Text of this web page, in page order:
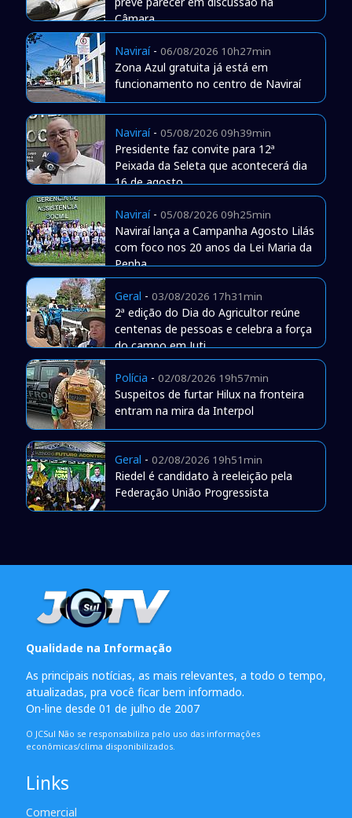
Câmara
Naviraí- 06/08/2026 10h27min
Zona Azul gratuita já está em
funcionamento no centro de Naviraí
Naviraí- 05/08/2026 09h39min
Presidente faz convite para 12ª
Peixada da Seleta que acontecerá dia
16 de agosto
Naviraí- 05/08/2026 09h25min
Naviraí lança a Campanha Agosto Lilás
com foco nos 20 anos da Lei Maria da
Penha
Geral - 03/08/2026 17h31min
2ª edição do Dia do Agricultor reúne
centenas de pessoas e celebra a força
do campo em Juti
Polícia - 02/08/2026 19h57min
Suspeitos de furtar Hilux na fronteira
entram na mira da Interpol
Geral - 02/08/2026 19h51min
Riedel é candidato à reeleição pela
Federação União Progressista
Qualidade na Informação
As principais notícias, as mais relevantes, a todo o tempo,
atualizadas, pra você ficar bem informado.
On-line desde 01 de julho de 2007
O JCSul Não se responsabiliza pelo uso das informações
econômicas/clima disponibilizados.
Links
Comercial